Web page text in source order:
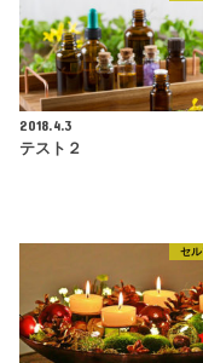
2018.4.3
テスト２
セ